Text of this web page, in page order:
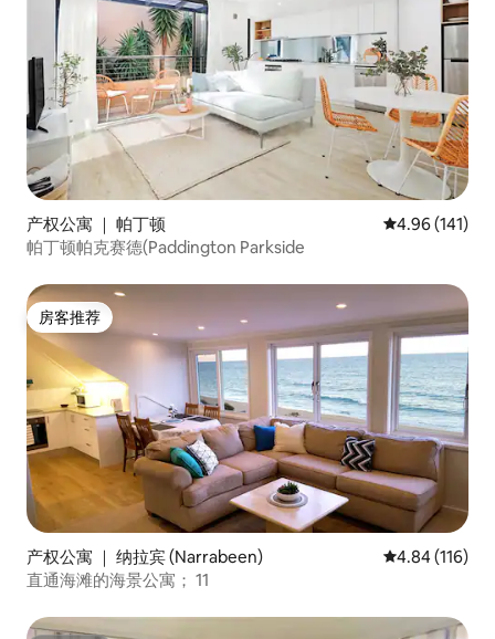
产权公寓 ｜ 帕丁顿 平均评分 4.96
4.96 (141)
帕丁顿帕克赛德(Paddington Parkside
房客推荐
房客推荐
产权公寓 ｜ 纳拉宾 (Narrabeen) 平均评分 4.84
4.84 (116)
直通海滩的海景公寓； 11